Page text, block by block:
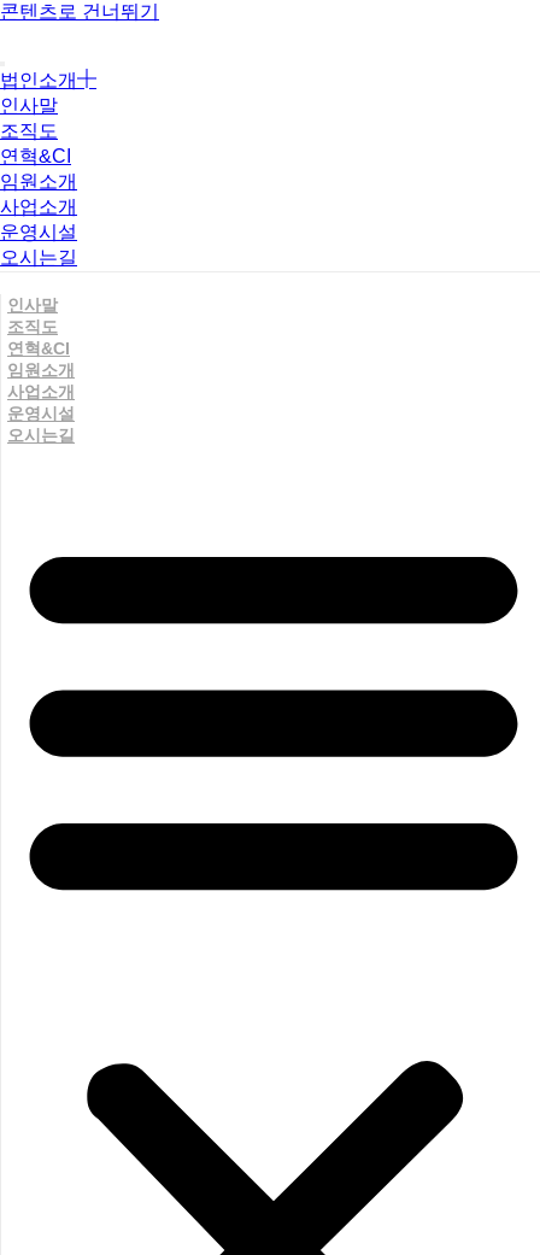
콘텐츠로 건너뛰기
법인소개
인사말
조직도
연혁&CI
임원소개
사업소개
운영시설
오시는길
인사말
조직도
연혁&CI
임원소개
사업소개
운영시설
오시는길